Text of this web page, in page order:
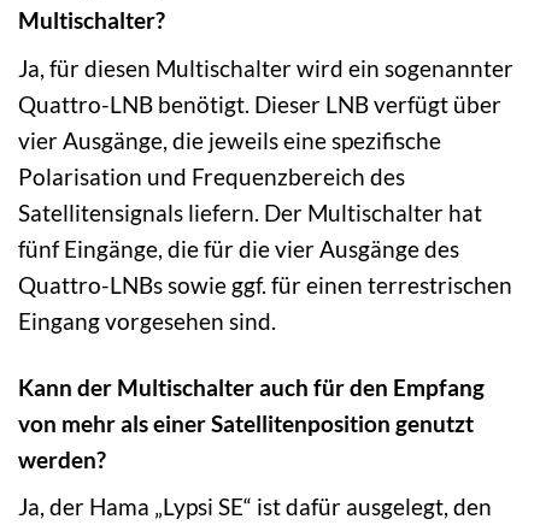
Multischalter?
Ja, für diesen Multischalter wird ein sogenannter
Quattro-LNB benötigt. Dieser LNB verfügt über
vier Ausgänge, die jeweils eine spezifische
Polarisation und Frequenzbereich des
Satellitensignals liefern. Der Multischalter hat
fünf Eingänge, die für die vier Ausgänge des
Quattro-LNBs sowie ggf. für einen terrestrischen
Eingang vorgesehen sind.
Kann der Multischalter auch für den Empfang
von mehr als einer Satellitenposition genutzt
werden?
Ja, der Hama „Lypsi SE“ ist dafür ausgelegt, den